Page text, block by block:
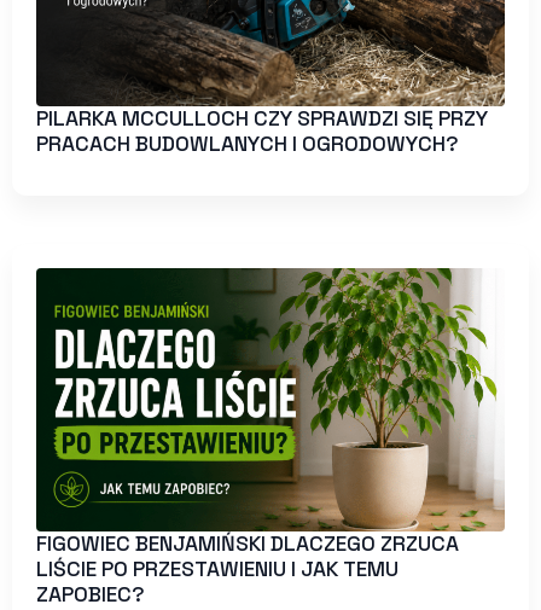
PILARKA MCCULLOCH CZY SPRAWDZI SIĘ PRZY
PRACACH BUDOWLANYCH I OGRODOWYCH?
FIGOWIEC BENJAMIŃSKI DLACZEGO ZRZUCA
LIŚCIE PO PRZESTAWIENIU I JAK TEMU
ZAPOBIEC?